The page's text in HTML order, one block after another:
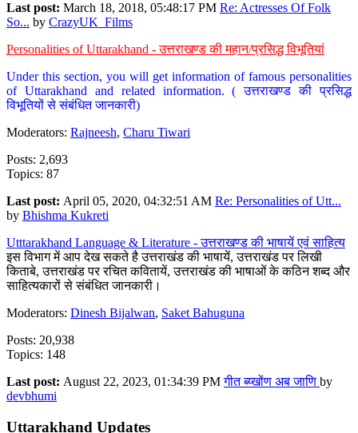
Last post: March 18, 2018, 05:48:17 PM Re: Actresses Of Folk
So... by CrazyUK_Films
Personalities of Uttarakhand - उत्तराखण्ड की महान/प्रसिद्ध विभूतियां
Under this section, you will get information of famous personalities
of Uttarakhand and related information. ( उत्तराखण्ड की प्रसिद्ध
विभूतियों से संबंधित जानकारी)
Moderators: Rajneesh, Charu Tiwari
Posts: 2,693
Topics: 87
Last post: April 05, 2020, 04:32:51 AM Re: Personalities of Utt...
by Bhishma Kukreti
Utttarakhand Language & Literature - उत्तराखण्ड की भाषायें एवं साहित्य
इस विभाग में आप देख सकते है उत्तराखंड की भाषायें, उत्तराखंड पर लिखी
किताबे, उत्तराखंड पर रचित कवितायें, उत्तराखंड की भाषाओं के कठिन शब्द और
साहित्यकारों से संबंधित जानकारी।
Moderators: Dinesh Bijalwan, Saket Bahuguna
Posts: 20,938
Topics: 148
Last post: August 22, 2023, 01:34:39 PMगीत ब्य्खोंण अब जाणि by
devbhumi
Uttarakhand Updates